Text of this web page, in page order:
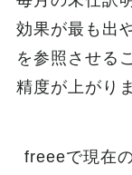
効果が最も出
を参照させる
精度が上がり
freeeで現在